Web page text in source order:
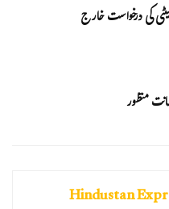
کی درخواست خارج
منظور
Hindustan